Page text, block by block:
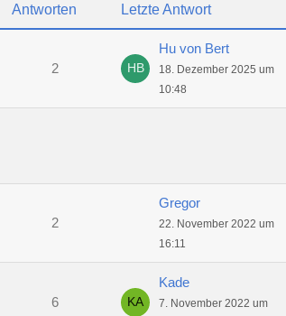
Antworten Letzte Antwort
2
Hu von Bert
18. Dezember 2025 um
10:48
2
Gregor
22. November 2022 um
16:11
6
Kade
7. November 2022 um